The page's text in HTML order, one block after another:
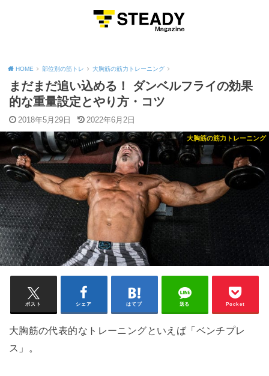
HOME 部位別の筋トレ 大胸筋の筋力トレーニング
まだまだ追い込める！ ダンベルフライの効果
的な重量設定とやり方・コツ
2018年5月29日 2022年6月2日
大胸筋の筋力トレーニング
ポスト シェア はてブ 送る Pocket
大胸筋の代表的なトレーニングといえば「ベンチプレ
ス」。